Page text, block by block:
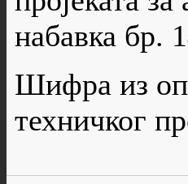
набавка бр.
Шифра из
техничког